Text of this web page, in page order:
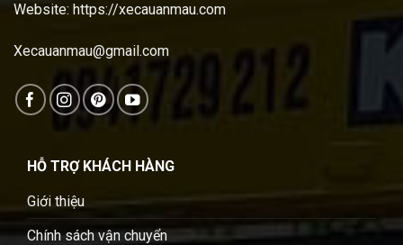
Website: https://xecauanmau.com
Xecauanmau@gmail.com
HỖ TRỢ KHÁCH HÀNG
Giới thiệu
Chính sách vận chuyển